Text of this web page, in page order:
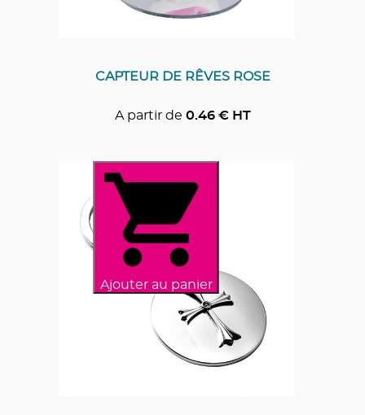
CAPTEUR DE RÊVES ROSE
A partir de 0.46€ HT
Ajouter au panier